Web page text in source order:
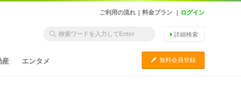
ご利用の流れ 料金プラン ログイン
詳細検索
産 エンタメ C 無料会員登録